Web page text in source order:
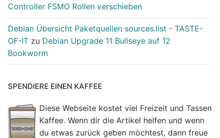
Controller FSMO Rollen verschieben
Debian Übersicht Paketquellen sources.list - TASTE-
OF-IT zu Debian Upgrade 11 Bullseye auf 12
Bookworm
SPENDIERE EINEN KAFFEE
Diese Webseite kostet viel Freizeit und Tassen
Kaffee. Wenn dir die Artikel helfen und wenn
du etwas zurück geben möchtest, dann freue